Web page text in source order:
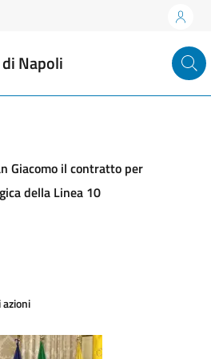
Napoli
Giacomo il contratto per
della Linea 10
azioni